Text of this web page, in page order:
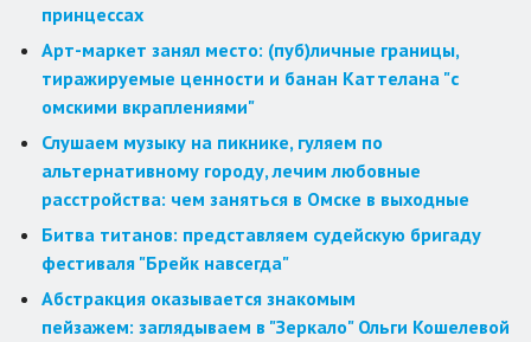
принцессах
Арт-маркет занял место: (пуб)личные границы,
тиражируемые ценности и банан Каттелана "с
омскими вкраплениями"
Слушаем музыку на пикнике, гуляем по
альтернативному городу, лечим любовные
расстройства: чем заняться в Омске в выходные
Битва титанов: представляем судейскую бригаду
фестиваля "Брейк навсегда"
Абстракция оказывается знакомым
пейзажем: заглядываем в "Зеркало" Ольги Кошелевой